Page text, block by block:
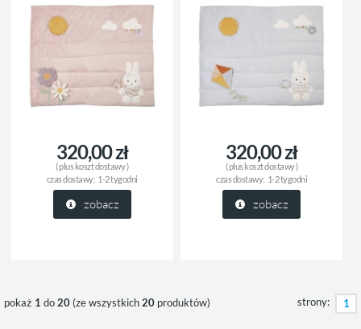
320,00 zł
( plus koszt dostawy)
czas dostawy: 1-2 tygodni
zobacz
320,00 zł
( plus koszt dostawy)
czas dostawy: 1-2 tygodni
zobacz
pokaż 1 do20 (ze wszystkich20 produktów) strony: 1